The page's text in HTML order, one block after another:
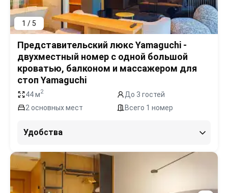
1 / 5
Представительский люкс Yamaguchi -
двухместный номер с одной большой
кроватью, балконом и массажером для
стоп Yamaguchi
44 м2
До 3 гостей
2 основных мест
Всего 1 номер
Удобства